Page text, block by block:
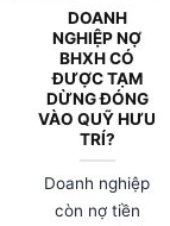
DOANH
NGHIỆP NỢ
BHXH CÓ
ĐƯỢC TẠM
DỪNG ĐÓNG
VÀO QUỸ HƯU
TRÍ?
Doanh nghiệp
còn nợ tiền